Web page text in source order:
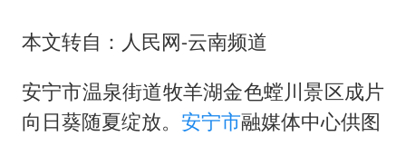
胡彦斌获《歌手2026》歌王
美股存储板块集体大跌
本文转自：人民网-云南频道
安宁市温泉街道牧羊湖金色螳川景区成片
向日葵随夏绽放。 安宁市融媒体中心供图